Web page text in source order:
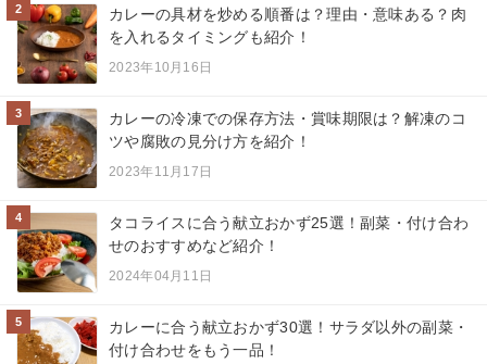
2
カレーの具材を炒める順番は？理由・意味ある？肉
を入れるタイミングも紹介！
2023年10月16日
3
カレーの冷凍での保存方法・賞味期限は？解凍のコ
ツや腐敗の見分け方を紹介！
2023年11月17日
4
タコライスに合う献立おかず25選！副菜・付け合わ
せのおすすめなど紹介！
2024年04月11日
5
カレーに合う献立おかず30選！サラダ以外の副菜・
付け合わせをもう一品！